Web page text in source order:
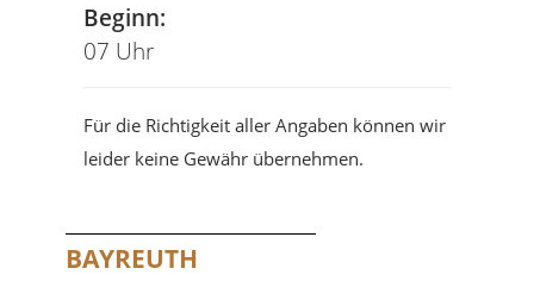
Beginn:
07 Uhr
Für die Richtigkeit aller Angaben können wir
leider keine Gewähr übernehmen.
BAYREUTH